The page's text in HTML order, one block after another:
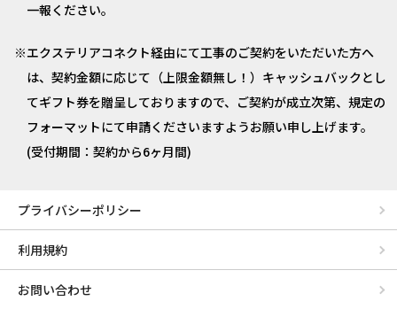
一報ください。
エクステリアコネクト経由にて工事のご契約をいただいた方へ
は、契約金額に応じて（上限金額無し！）キャッシュバックとし
てギフト券を贈呈しておりますので、ご契約が成立次第、規定の
フォーマットにて申請くださいますようお願い申し上げます。
(受付期間：契約から6ヶ月間)
プライバシーポリシー
利用規約
お問い合わせ